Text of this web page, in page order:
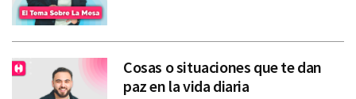
Cosas o situaciones que te dan
paz en la vida diaria